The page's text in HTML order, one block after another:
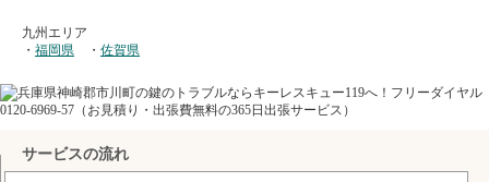
九州エリア
・ 福岡県 ・ 佐賀県
サービスの流れ